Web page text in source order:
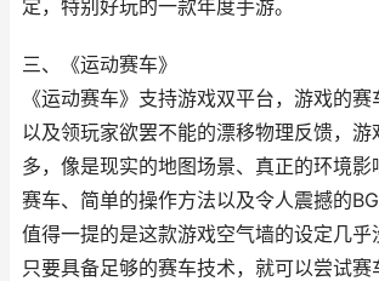
定，特别好玩的一款年度手游。
三、《运动赛车》
《运动赛车》支持游戏双平台，游戏的
以及领玩家欲罢不能的漂移物理反馈，游
多，像是现实的地图场景、真正的环境影
赛车、简单的操作方法以及令人震撼的
值得一提的是这款游戏空气墙的设定几乎
只要具备足够的赛车技术，就可以尝试赛